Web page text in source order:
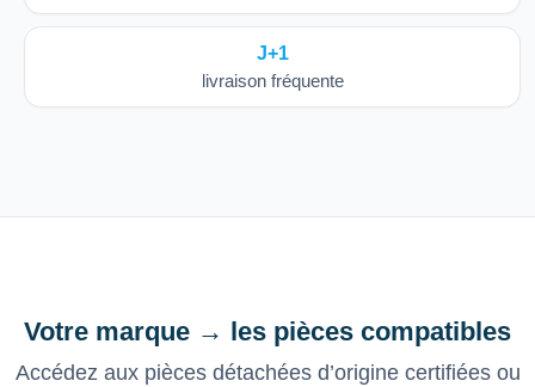
J+1
livraison fréquente
Votre marque → les pièces compatibles
Accédez aux pièces détachées d’origine certifiées ou